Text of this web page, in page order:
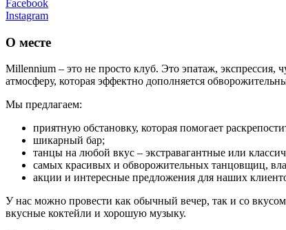
Facebook
Instagram
О месте
Millennium – это не просто клуб. Это эпатаж, экспрессия,
атмосферу, которая эффектно дополняется
Мы предлагаем:
приятную обстановку, которая помогает
шикарный бар;
танцы на любой вкус – экстравагантные или
самых красивых и обворожительных танцовщиц,
акции и интересные предложения для наших
У нас можно провести как обычный вечер, так и со
вкусные коктейли и хорошую музыку.